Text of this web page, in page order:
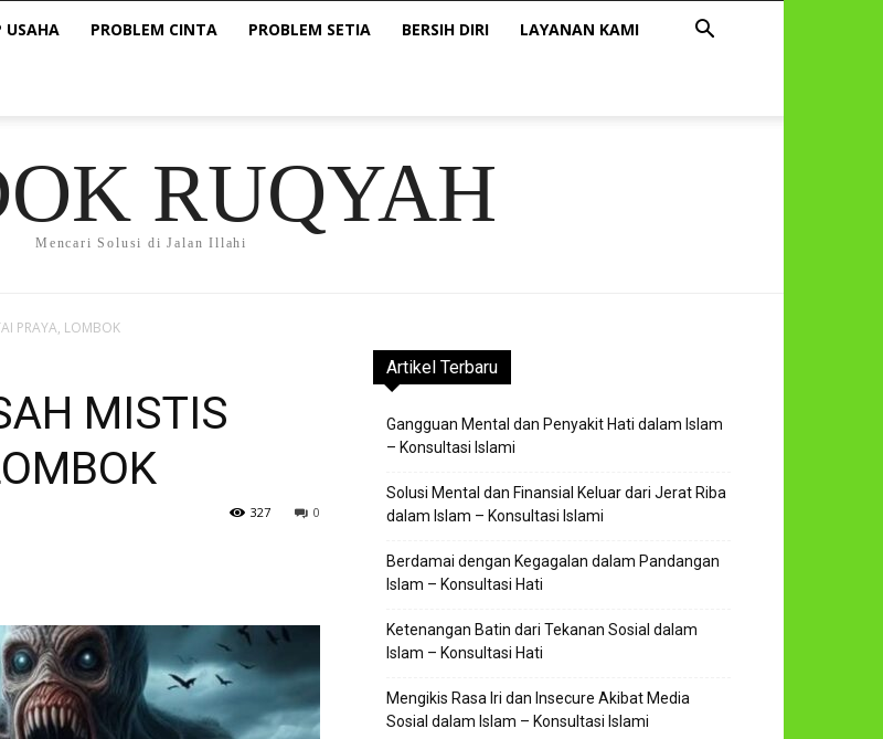
USAHA PROBLEM CINTA PROBLEM SETIA BERSIH DIRI LAYANAN KAMI
RUQYAH
Mencari Solusi di Jalan Illahi
PRAYA, LOMBOK
MISTIS
0
327
Artikel Terbaru
Gangguan Mental dan Penyakit Hati dalam Islam
– Konsultasi Islami
Solusi Mental dan Finansial Keluar dari Jerat Riba
dalam Islam – Konsultasi Islami
Berdamai dengan Kegagalan dalam Pandangan
Islam – Konsultasi Hati
Ketenangan Batin dari Tekanan Sosial dalam
Islam – Konsultasi Hati
Mengikis Rasa Iri dan Insecure Akibat Media
Sosial dalam Islam – Konsultasi Islami